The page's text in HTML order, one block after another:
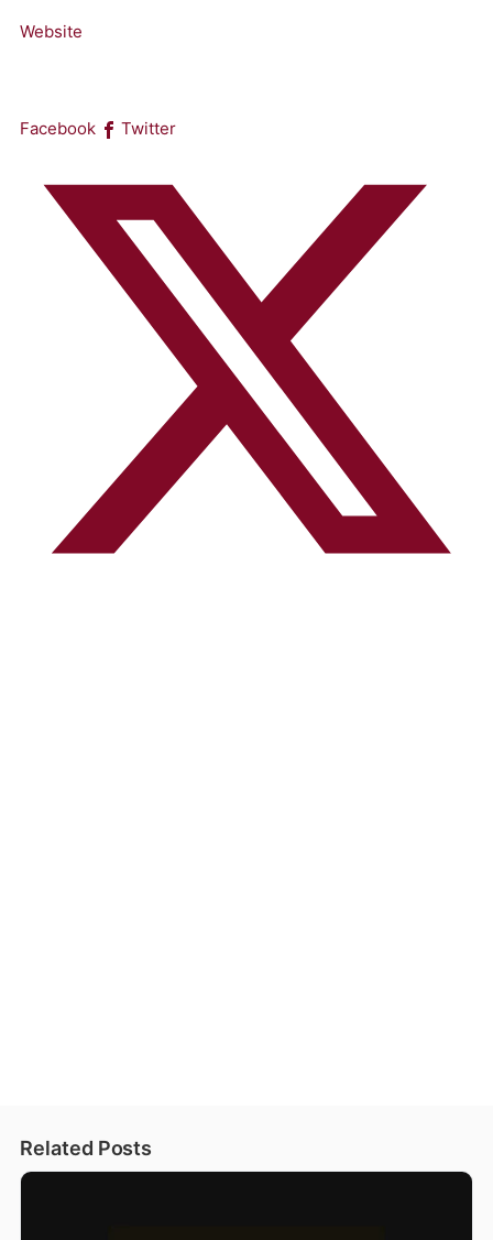
Website
Facebook Twitter
Related Posts